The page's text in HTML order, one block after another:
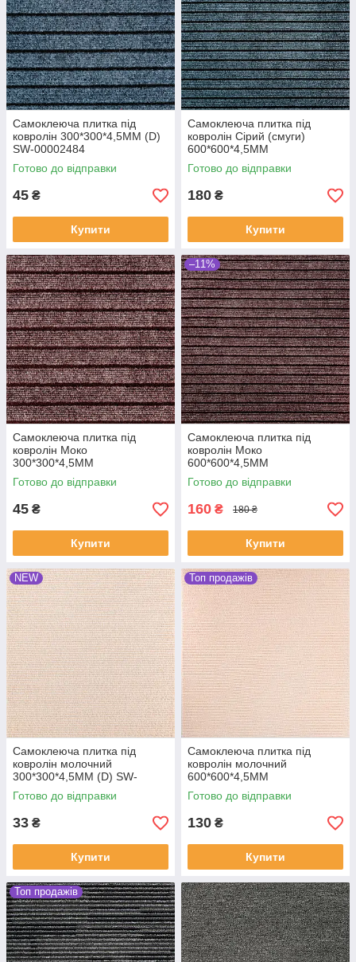
Самоклеюча плитка під
ковролін 300*300*4,5MM (D)
SW-00002484
Готово до відправки
45 ₴
Купити
Самоклеюча плитка під
ковролін Сірий (смуги)
600*600*4,5MM
Готово до відправки
180 ₴
Купити
Самоклеюча плитка під
ковролін Моко
300*300*4,5MM
Готово до відправки
45 ₴
Купити
–11%
Самоклеюча плитка під
ковролін Моко
600*600*4,5MM
Готово до відправки
160 ₴ 180 ₴
Купити
NEW
Самоклеюча плитка під
ковролін молочний
300*300*4,5MM (D) SW-
00002482
Готово до відправки
33 ₴
Купити
Топ продажів
Самоклеюча плитка під
ковролін молочний
600*600*4,5MM
Готово до відправки
130 ₴
Купити
Топ продажів